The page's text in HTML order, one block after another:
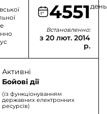
4551день
Встановленно:
з 20 лют. 2014
р.
Активні
Бойові дії
(із функціонуванням
державних електронних
ресурсів)